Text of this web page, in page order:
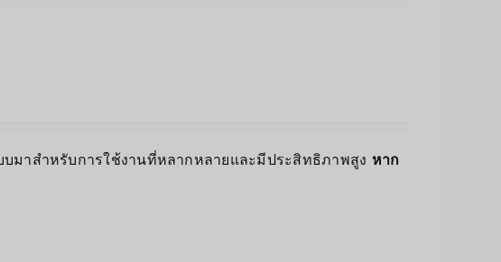
มาสำหรับการใช้งานที่หลากหลายและมีประสิทธิภาพสูง หาก